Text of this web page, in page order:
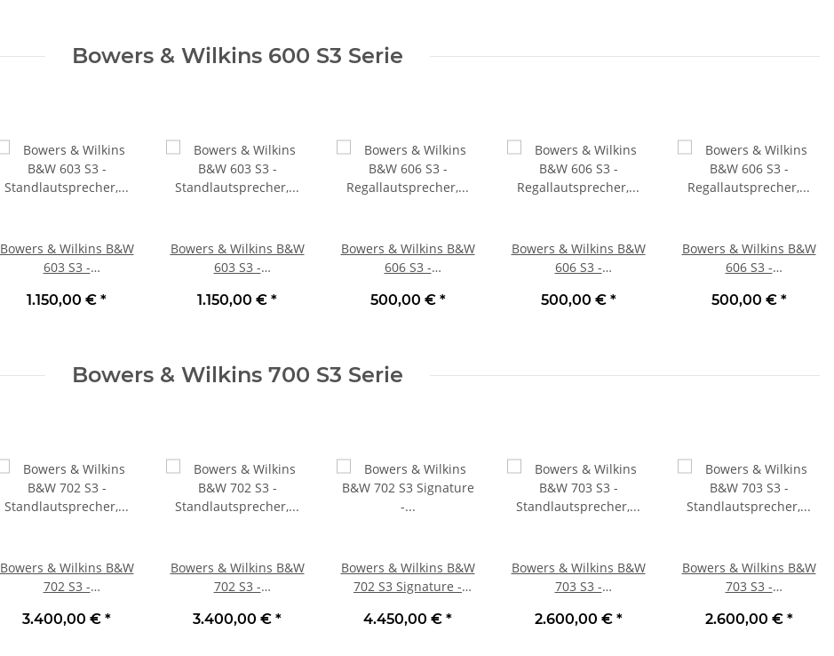
Bowers & Wilkins 600 S3 Serie
Bowers & Wilkins B&W
603 S3 -
Stück | Neu Schwarz
1.150,00 € *
Bowers & Wilkins B&W
603 S3 -
Stück | Neu Weiß
1.150,00 € *
Bowers & Wilkins B&W
606 S3 -
Stück | Neu
500,00 € *
Bowers & Wilkins B&W
606 S3 -
Stück | Neu Eiche
500,00 € *
Bowers & Wilkins B&W
606 S3 -
Stück | Neu Schwarz
500,00 € *
Bowers & Wilkins 700 S3 Serie
Bowers & Wilkins B&W
702 S3 -
Stück Mocha | Neu
3.400,00 € *
Bowers & Wilkins B&W
702 S3 -
Stück Satinweiß | Neu
3.400,00 € *
Bowers & Wilkins B&W
702 S3 Signature -
Stück Datuk Gloss |
4.450,00 € *
Bowers & Wilkins B&W
703 S3 -
Stück
2.600,00 € *
Bowers & Wilkins B&W
703 S3 -
Stück Weiß Satin | Neu
2.600,00 € *